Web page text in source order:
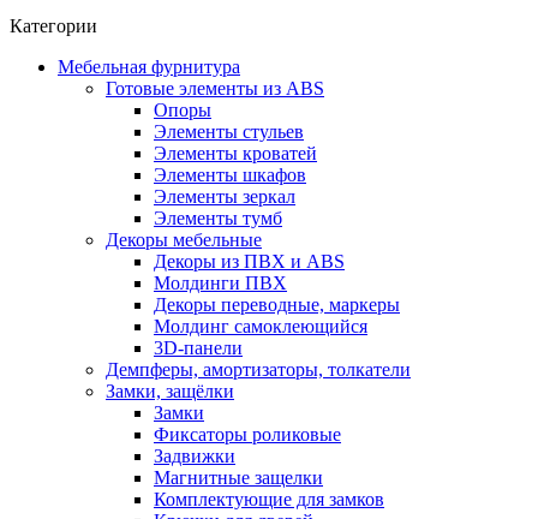
Категории
Мебельная фурнитура
Готовые элементы из ABS
Опоры
Элементы стульев
Элементы кроватей
Элементы шкафов
Элементы зеркал
Элементы тумб
Декоры мебельные
Декоры из ПВХ и ABS
Молдинги ПВХ
Декоры переводные, маркеры
Молдинг самоклеющийся
3D-панели
Демпферы, амортизаторы, толкатели
Замки, защёлки
Замки
Фиксаторы роликовые
Задвижки
Магнитные защелки
Комплектующие для замков